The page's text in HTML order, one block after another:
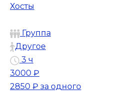
Хосты
Группа
Другое
3 ч
3000 ₽
2850 ₽ за одного